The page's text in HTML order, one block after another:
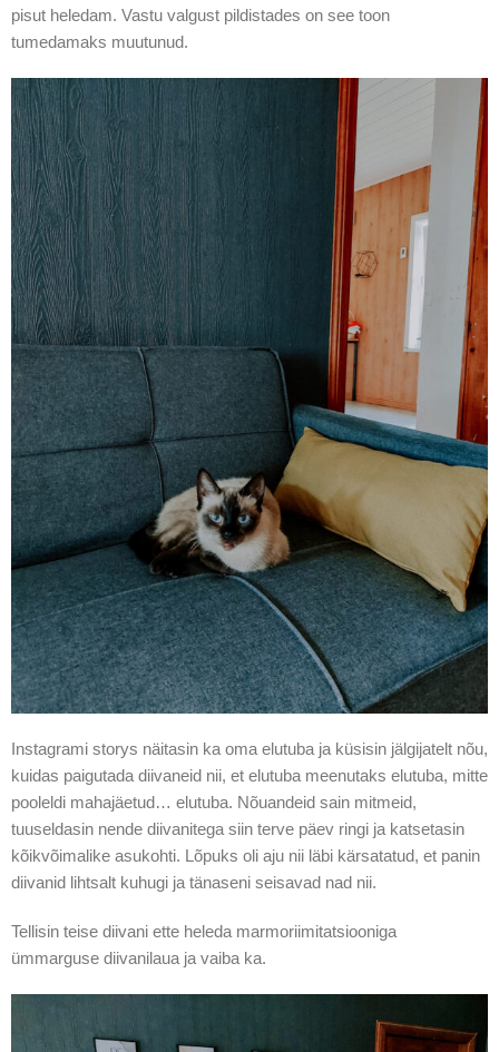
pisut heledam. Vastu valgust pildistades on see toon
tumedamaks muutunud.
Instagrami storys näitasin ka oma elutuba ja küsisin jälgijatelt nõu,
kuidas paigutada diivaneid nii, et elutuba meenutaks elutuba, mitte
pooleldi mahajäetud… elutuba. Nõuandeid sain mitmeid,
tuuseldasin nende diivanitega siin terve päev ringi ja katsetasin
kõikvõimalike asukohti. Lõpuks oli aju nii läbi kärsatatud, et panin
diivanid lihtsalt kuhugi ja tänaseni seisavad nad nii.
Tellisin teise diivani ette heleda marmoriimitatsiooniga
ümmarguse diivanilaua ja vaiba ka.